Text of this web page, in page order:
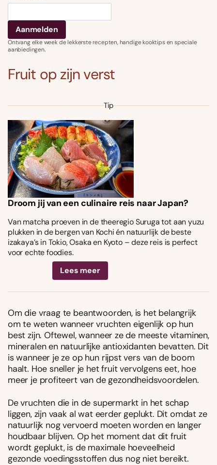
Ontvang elke week de lekkerste recepten, handige kooktips en speciale
aanbiedingen.
Fruit op zijn verst
Tip
Droom jij van een culinaire reis naar Japan?
Van matcha proeven in de theeregio Suruga tot aan yuzu
plukken in de bergen van Kochi én natuurlijk de beste
izakaya’s in Tokio, Osaka en Kyoto – deze reis is perfect
voor echte foodies.
Lees meer
Om die vraag te beantwoorden, is het belangrijk
om te weten wanneer vruchten eigenlijk op hun
best zijn. Oftewel, wanneer ze de meeste vitaminen,
mineralen en natuurlijke antioxidanten bevatten. Dit
is wanneer je ze op hun rijpst vers van de boom
haalt. Hoe sneller je het fruit vervolgens eet, hoe
meer je profiteert van de gezondheidsvoordelen.
De vruchten die in de supermarkt in het schap
liggen, zijn vaak al wat eerder geplukt. Dit omdat ze
natuurlijk nog vervoerd moeten worden en langer
houdbaar blijven. Op het moment dat dit fruit
wordt geplukt, is de maximale hoeveelheid
gezonde voedingsstoffen dus nog niet bereikt.